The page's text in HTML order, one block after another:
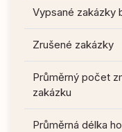
Vypsané zakázky
Zrušené zakázky
Průměrný počet
zakázku
Průměrná délka